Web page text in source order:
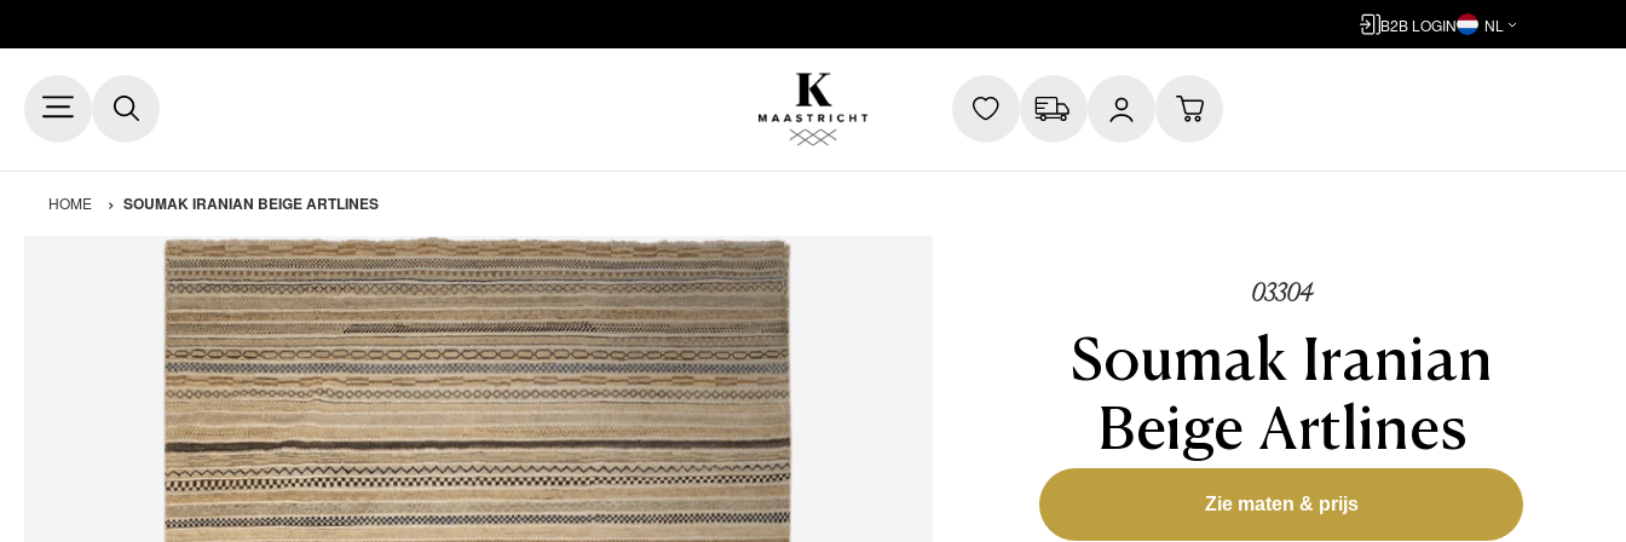
B2B LOGIN NL
HOME SOUMAK IRANIAN BEIGE ARTLINES
03304
Soumak Iranian
Beige Artlines
Zie maten & prijs